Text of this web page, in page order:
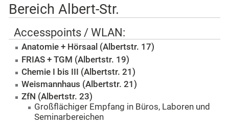
Bereich Albert-Str.
Accesspoints / WLAN:
Anatomie + Hörsaal (Albertstr. 17)
FRIAS + TGM (Albertstr. 19)
Chemie I bis III (Albertstr. 21)
Weismannhaus (Albertstr. 21)
ZfN (Albertstr. 23)
Großflächiger Empfang in Büros, Laboren und
Seminarbereichen